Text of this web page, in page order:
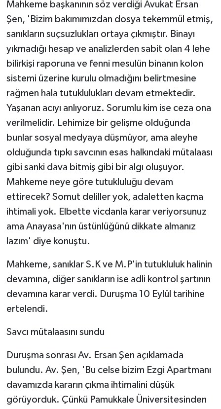
Mahkeme başkanının söz verdiği Avukat Ersan
Şen, 'Bizim bakımımızdan dosya tekemmül etmiş,
sanıkların suçsuzlukları ortaya çıkmıştır. Binayı
yıkmadığı hesap ve analizlerden sabit olan 4 lehe
bilirkişi raporuna ve fenni mesulün binanın kolon
sistemi üzerine kurulu olmadığını belirtmesine
rağmen hala tutuklulukları devam etmektedir.
Yaşanan acıyı anlıyoruz. Sorumlu kim ise ceza ona
verilmelidir. Lehimize bir gelişme olduğunda
bunlar sosyal medyaya düşmüyor, ama aleyhe
olduğunda tıpkı savcının esas halkındaki mütalaası
gibi sanki dava bitmiş gibi bir algı oluşuyor.
Mahkeme neye göre tutukluluğu devam
ettirecek? Somut deliller yok, adaletten kaçma
ihtimali yok. Elbette vicdanla karar veriyorsunuz
ama Anayasa'nın üstünlüğünü dikkate almanız
lazım' diye konuştu.
Mahkeme, sanıklar S.K ve M.P'in tutukluluk halinin
devamına, diğer sanıkların ise adli kontrol şartının
devamına karar verdi. Duruşma 10 Eylül tarihine
ertelendi.
Savcı mütalaasını sundu
Duruşma sonrası Av. Ersan Şen açıklamada
bulundu. Av. Şen, 'Bu celse bizim Ezgi Apartmanı
davamızda kararın çıkma ihtimalini düşük
görüyorduk. Çünkü Pamukkale Üniversitesinden